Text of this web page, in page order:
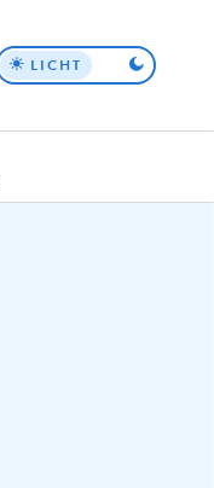
Top
LICHT